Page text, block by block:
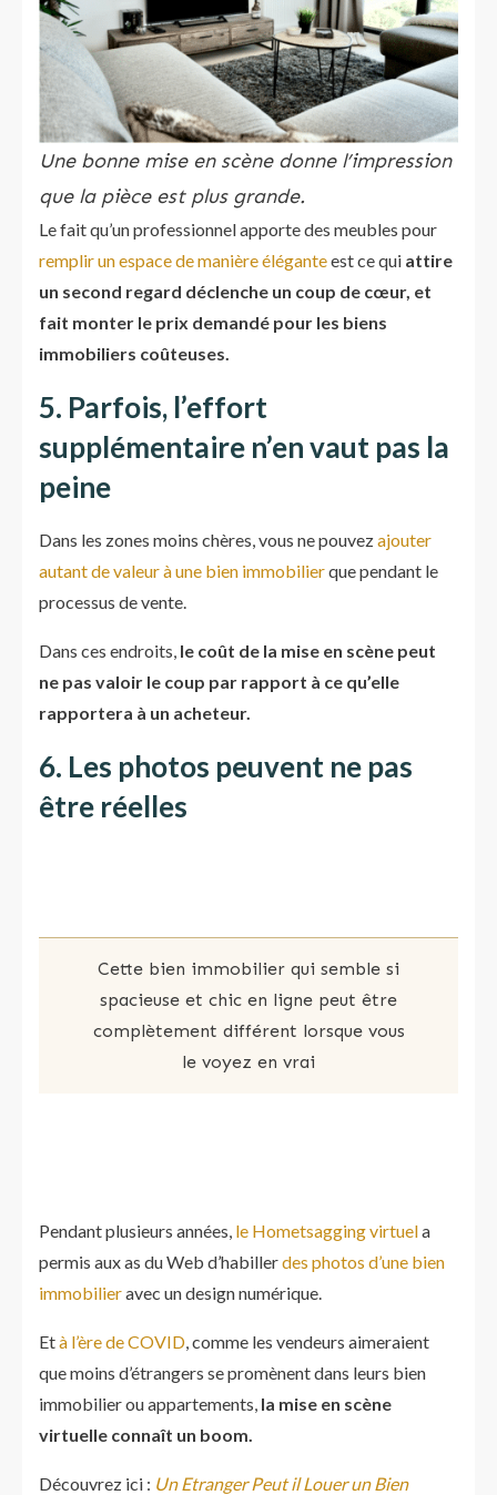
Une bonne mise en scène donne l’impression
que la pièce est plus grande.
Le fait qu’un professionnel apporte des meubles pour
remplir un espace de manière éléganteest ce qui attire
un second regard déclenche un coup de cœur, et
fait monter le prix demandé pour les biens
immobiliers coûteuses.
5. Parfois, l’effort
supplémentaire n’en vaut pas la
peine
Dans les zones moins chères, vous ne pouvezajouter
autant de valeur à une bien immobilierque pendant le
processus de vente.
Dans ces endroits, le coût de la mise en scène peut
ne pas valoir le coup par rapport à ce qu’elle
rapportera à un acheteur.
6. Les photos peuvent ne pas
être réelles
Cette bien immobilier qui semble si
spacieuse et chic en ligne peut être
complètement différent lorsque vous
le voyez en vrai
Pendant plusieurs années, le Hometsagging virtuela
permis aux as du Web d’habillerdes photos d’une bien
immobilieravec un design numérique.
Età l’ère de COVID, comme les vendeurs aimeraient
que moins d’étrangers se promènent dans leurs bien
immobilier ou appartements, la mise en scène
virtuelle connaît un boom.
Découvrez ici : Un Etranger Peut il Louer un Bien